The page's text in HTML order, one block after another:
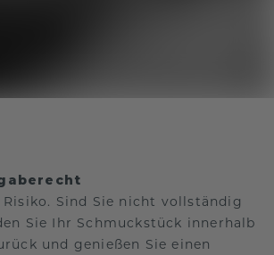
Risiko. Sind Sie nicht vollständig
Sie Ihr Schmuckstück innerhalb
und genießen Sie einen